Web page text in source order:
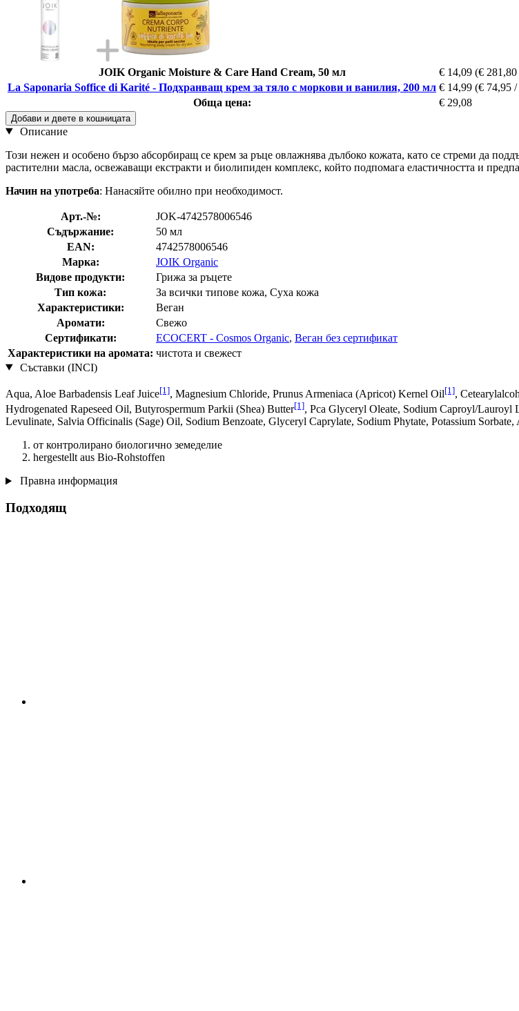
JOIK Organic Moisture & Care Hand Cream, 50 мл € 14,09 (€
La Saponaria Soffice di Karité - Подхранващ крем за тяло с моркови и ванилия, 200 мл € 14,99 (€ 74,95 /
Обща цена:
€ 29,08
Добави и двете в кошницата
Описание
Този нежен и особено бързо абсорбиращ се крем за ръце овлажнява дълбоко кожата, като се стреми да
растителни масла, освежаващи екстракти и биолипиден комплекс, който подпомага еластичността и
Начин на употреба: Нанасяйте обилно при необходимост.
Арт.-№:
JOK-4742578006546
Съдържание:
50 мл
EAN:
4742578006546
Марка:
JOIK Organic
Видове продукти:
Грижа за ръцете
Тип кожа:
За всички типове кожа, Суха кожа
Характеристики:
Веган
Аромати:
Свежо
Сертификати:
ECOCERT - Cosmos Organic, Веган без сертификат
Характеристики на аромата: чистота и свежест
Съставки (INCI)
Aqua, Aloe Barbadensis Leaf Juice[1], Magnesium Chloride, Prunus Armeniaca (Apricot) Kernel Oil[1],
Hydrogenated Rapeseed Oil, Butyrospermum Parkii (Shea) Butter[1], Pca Glyceryl Oleate, Sodium Caproyl/Lauroyl
Levulinate, Salvia Officinalis (Sage) Oil, Sodium Benzoate, Glyceryl Caprylate, Sodium Phytate, Potassium Sorbate,
от контролирано биологично земеделие
hergestellt aus Bio-Rohstoffen
Правна информация
Подходящ